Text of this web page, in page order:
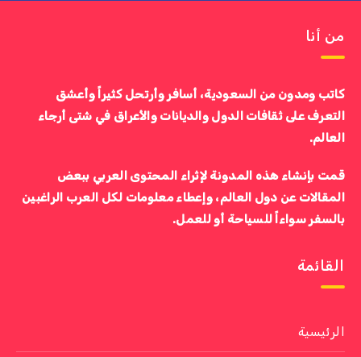
من أنا
كاتب ومدون من السعودية، أسافر وأرتحل كثيراً وأعشق
التعرف على ثقافات الدول والديانات والأعراق في شتى أرجاء
العالم.
قمت بإنشاء هذه المدونة لإثراء المحتوى العربي ببعض
المقالات عن دول العالم، وإعطاء معلومات لكل العرب الراغبين
بالسفر سواءاً للسياحة أو للعمل.
القائمة
الرئيسية